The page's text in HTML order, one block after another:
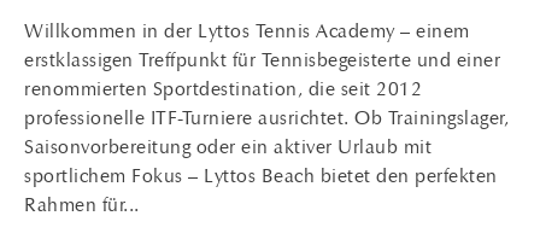
Willkommen in der Lyttos Tennis Academy – einem
erstklassigen Treffpunkt für Tennisbegeisterte und einer
renommierten Sportdestination, die seit 2012
professionelle ITF-Turniere ausrichtet. Ob Trainingslager,
Saisonvorbereitung oder ein aktiver Urlaub mit
sportlichem Fokus – Lyttos Beach bietet den perfekten
Rahmen für...